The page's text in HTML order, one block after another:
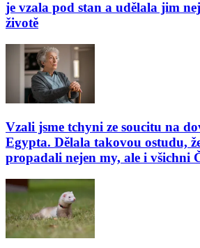
je vzala pod stan a udělala jim
životě
Vzali jsme tchyni ze soucitu na
Egypta. Dělala takovou ostudu,
propadali nejen my, ale i všichni